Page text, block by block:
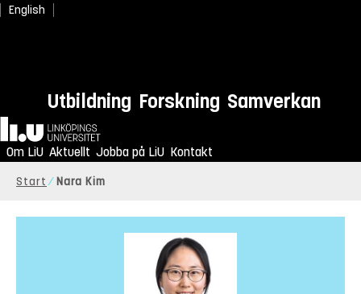
English
Utbildning Forskning Samverkan
Hem
Om LiU Aktuellt Jobba på LiU Kontakt
Start Nara Kim